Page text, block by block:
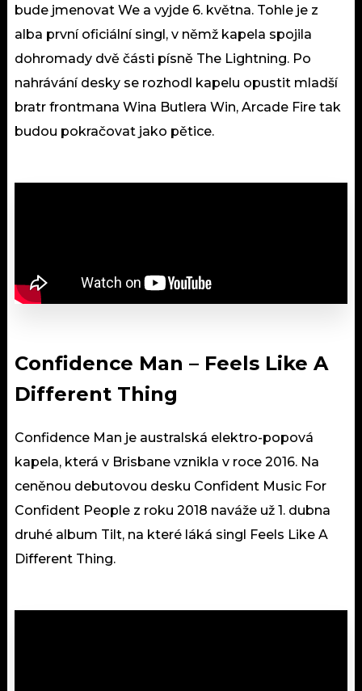
bude jmenovat We a vyjde 6. května. Tohle je z
alba první oficiální singl, v němž kapela spojila
dohromady dvě části písně The Lightning. Po
nahrávání desky se rozhodl kapelu opustit mladší
bratr frontmana Wina Butlera Win, Arcade Fire tak
budou pokračovat jako pětice.
Confidence Man – Feels Like A
Different Thing
Confidence Man je australská elektro-popová
kapela, která v Brisbane vznikla v roce 2016. Na
ceněnou debutovou desku Confident Music For
Confident People z roku 2018 naváže už 1. dubna
druhé album Tilt, na které láká singl Feels Like A
Different Thing.